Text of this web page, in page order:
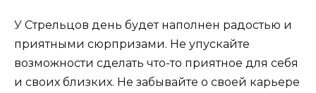
У Стрельцов день будет наполнен радостью и
приятными сюрпризами. Не упускайте
возможности сделать что-то приятное для себя
и своих близких. Не забывайте о своей карьере